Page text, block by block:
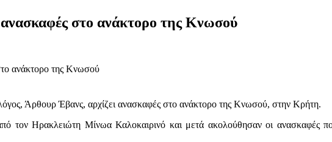
στο ανάκτορο της Κνωσού
Άρθουρ Έβανς, αρχίζει ανασκαφές στο ανάκτορο της Κνωσού, στην Κρήτη.
τον Ηρακλειώτη Μίνωα Καλοκαιρινό και μετά ακολούθησαν οι